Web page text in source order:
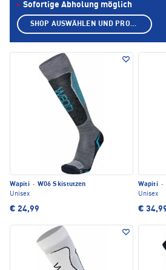
Wapiti · W06 Skistutzen
Unisex
€ 24,99
Wapiti ·
Unisex
€
Sofortige Abholung möglich
SHOP AUSWÄHLEN UND PRODUKTE ANZEIGEN